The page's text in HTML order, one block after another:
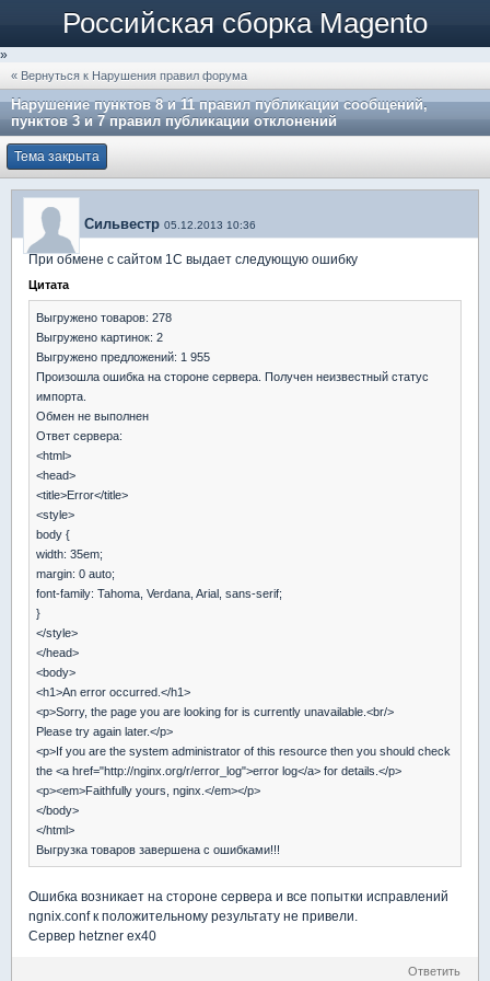
Российская сборка Magento
»
« Вернуться к Нарушения правил форума
Нарушение пунктов 8 и 11 правил публикации сообщений,
пунктов 3 и 7 правил публикации отклонений
Тема закрыта
Сильвестр 05.12.2013 10:36
При обмене с сайтом 1C выдает следующую ошибку
Цитата
Выгружено товаров: 278
Выгружено картинок: 2
Выгружено предложений: 1 955
Произошла ошибка на стороне сервера. Получен неизвестный статус
импорта.
Обмен не выполнен
Ответ сервера:
<html>
<head>
<title>Error</title>
<style>
body {
width: 35em;
margin: 0 auto;
font-family: Tahoma, Verdana, Arial, sans-serif;
}
</style>
</head>
<body>
<h1>An error occurred.</h1>
<p>Sorry, the page you are looking for is currently unavailable.<br/>
Please try again later.</p>
<p>If you are the system administrator of this resource then you should check
the <a href="http://nginx.org/r/error_log">error log</a> for details.</p>
<p><em>Faithfully yours, nginx.</em></p>
</body>
</html>
Выгрузка товаров завершена с ошибками!!!
Ошибка возникает на стороне сервера и все попытки исправлений
ngnix.conf к положительному результату не привели.
Сервер hetzner ex40
Ответить